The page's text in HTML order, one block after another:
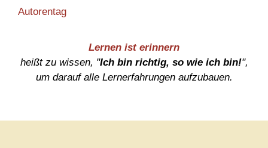
Autorentag
Lernen ist erinnern
heißt zu wissen, "Ich bin richtig, so wie ich bin!",
um darauf alle Lernerfahrungen aufzubauen.